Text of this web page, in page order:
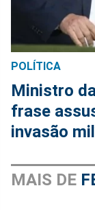
POLÍTICA
Ministro
frase
invasão
MAIS DE